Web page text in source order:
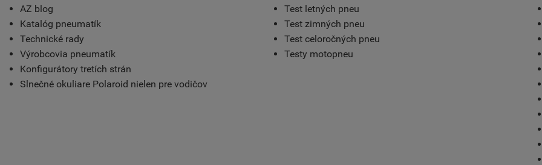
AZ blog
Katalóg pneumatík
Technické rady
Výrobcovia pneumatík
Konfigurátory tretích strán
Slnečné okuliare Polaroid nielen pre vodičov
Test letných pneu
Test zimných pneu
Test celoročných pneu
Testy motopneu